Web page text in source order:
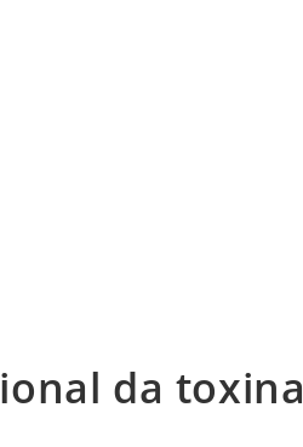
da toxina